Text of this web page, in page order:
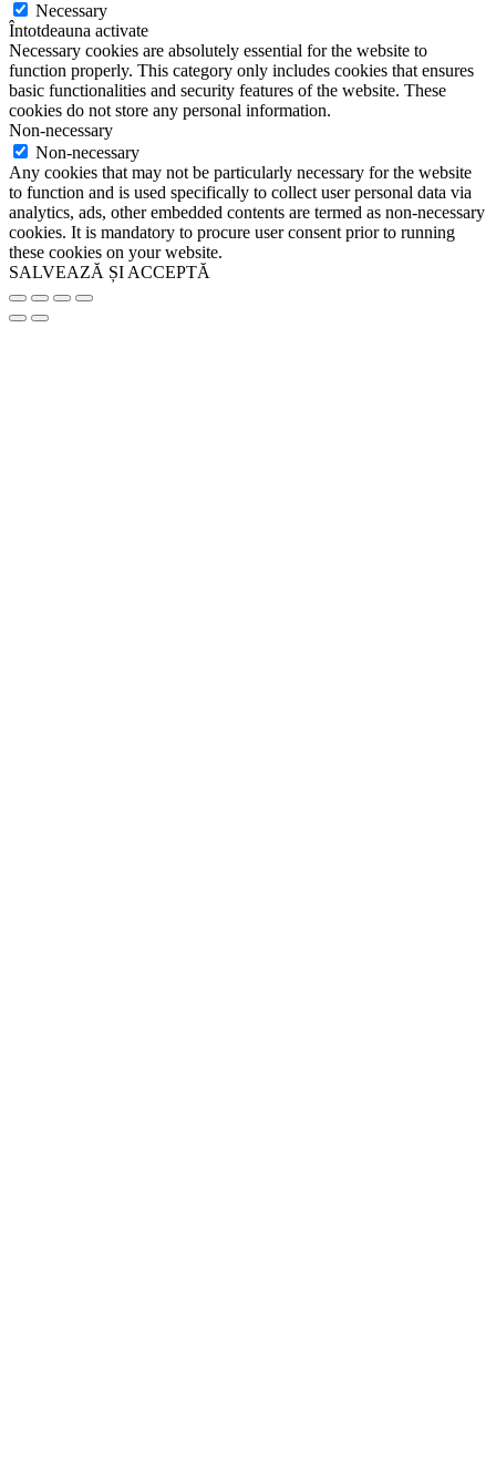
Necessary
Întotdeauna activate
Necessary cookies are absolutely essential for the website to
function properly. This category only includes cookies that ensures
basic functionalities and security features of the website. These
cookies do not store any personal information.
Non-necessary
Non-necessary
Any cookies that may not be particularly necessary for the website
to function and is used specifically to collect user personal data via
analytics, ads, other embedded contents are termed as non-necessary
cookies. It is mandatory to procure user consent prior to running
these cookies on your website.
SALVEAZĂ ȘI ACCEPTĂ